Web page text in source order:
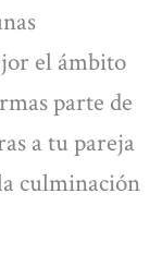
el ámbito
parte de
a tu pareja
culminación